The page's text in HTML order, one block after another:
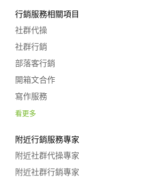
行銷服務相關項目
社群代操
社群行銷
部落客行銷
開箱文合作
寫作服務
看更多
附近行銷服務專家
附近社群代操專家
附近社群行銷專家